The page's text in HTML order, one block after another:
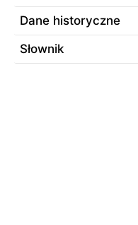
Dane historyczne
Słownik